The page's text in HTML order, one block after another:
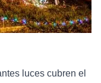
luces cubren el